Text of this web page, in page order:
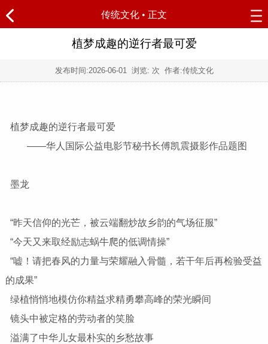
传统文化 • 正文
植梦成趣的逆行者最可爱
发布时间:2026-06-01 浏览: 次 作者:传统文化
植梦成趣的逆行者最可爱
——华人国际公益电影节秘书长傅凯震摄影作品题图
墨龙
“昨天信仰的光芒，被云端翻炒故乡韵的气场征服”
“今天又来取经励志蜗牛爬的低调情操”
“嘘！请把春风的力量与荣耀融入骨髓，若干年后再检验受益
的成果”
绿植悄悄地模仿你精益求精勇攀高峰的荣光瞬间
镜头中被定格的劳动者的笑脸
溢满了中华儿女最朴实的乡愁故事